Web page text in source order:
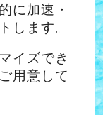
に加速・
します。
イズでき
用意して